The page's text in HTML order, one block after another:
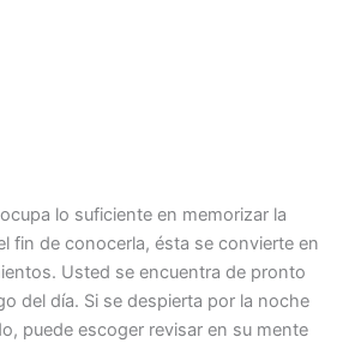
lo suficiente en memorizar la
fin de conocerla, ésta se convierte en
Usted se encuentra de pronto
del día. Si se despierta por la noche
puede escoger revisar en su mente